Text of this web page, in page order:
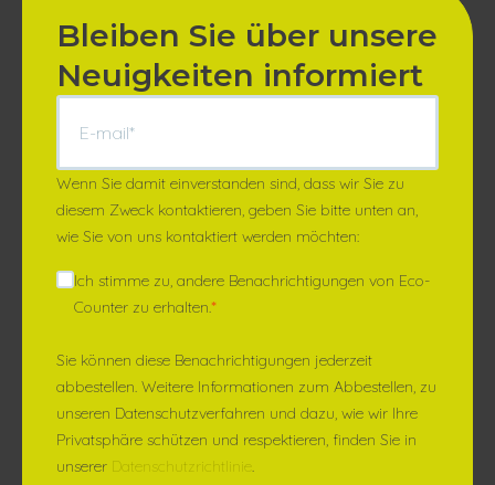
Bleiben Sie über unsere
Neuigkeiten informiert
Wenn Sie damit einverstanden sind, dass wir Sie zu
diesem Zweck kontaktieren, geben Sie bitte unten an,
wie Sie von uns kontaktiert werden möchten:
Ich stimme zu, andere Benachrichtigungen von Eco-
Counter zu erhalten.*
Sie können diese Benachrichtigungen jederzeit
abbestellen. Weitere Informationen zum Abbestellen, zu
unseren Datenschutzverfahren und dazu, wie wir Ihre
Privatsphäre schützen und respektieren, finden Sie in
unserer Datenschutzrichtlinie.